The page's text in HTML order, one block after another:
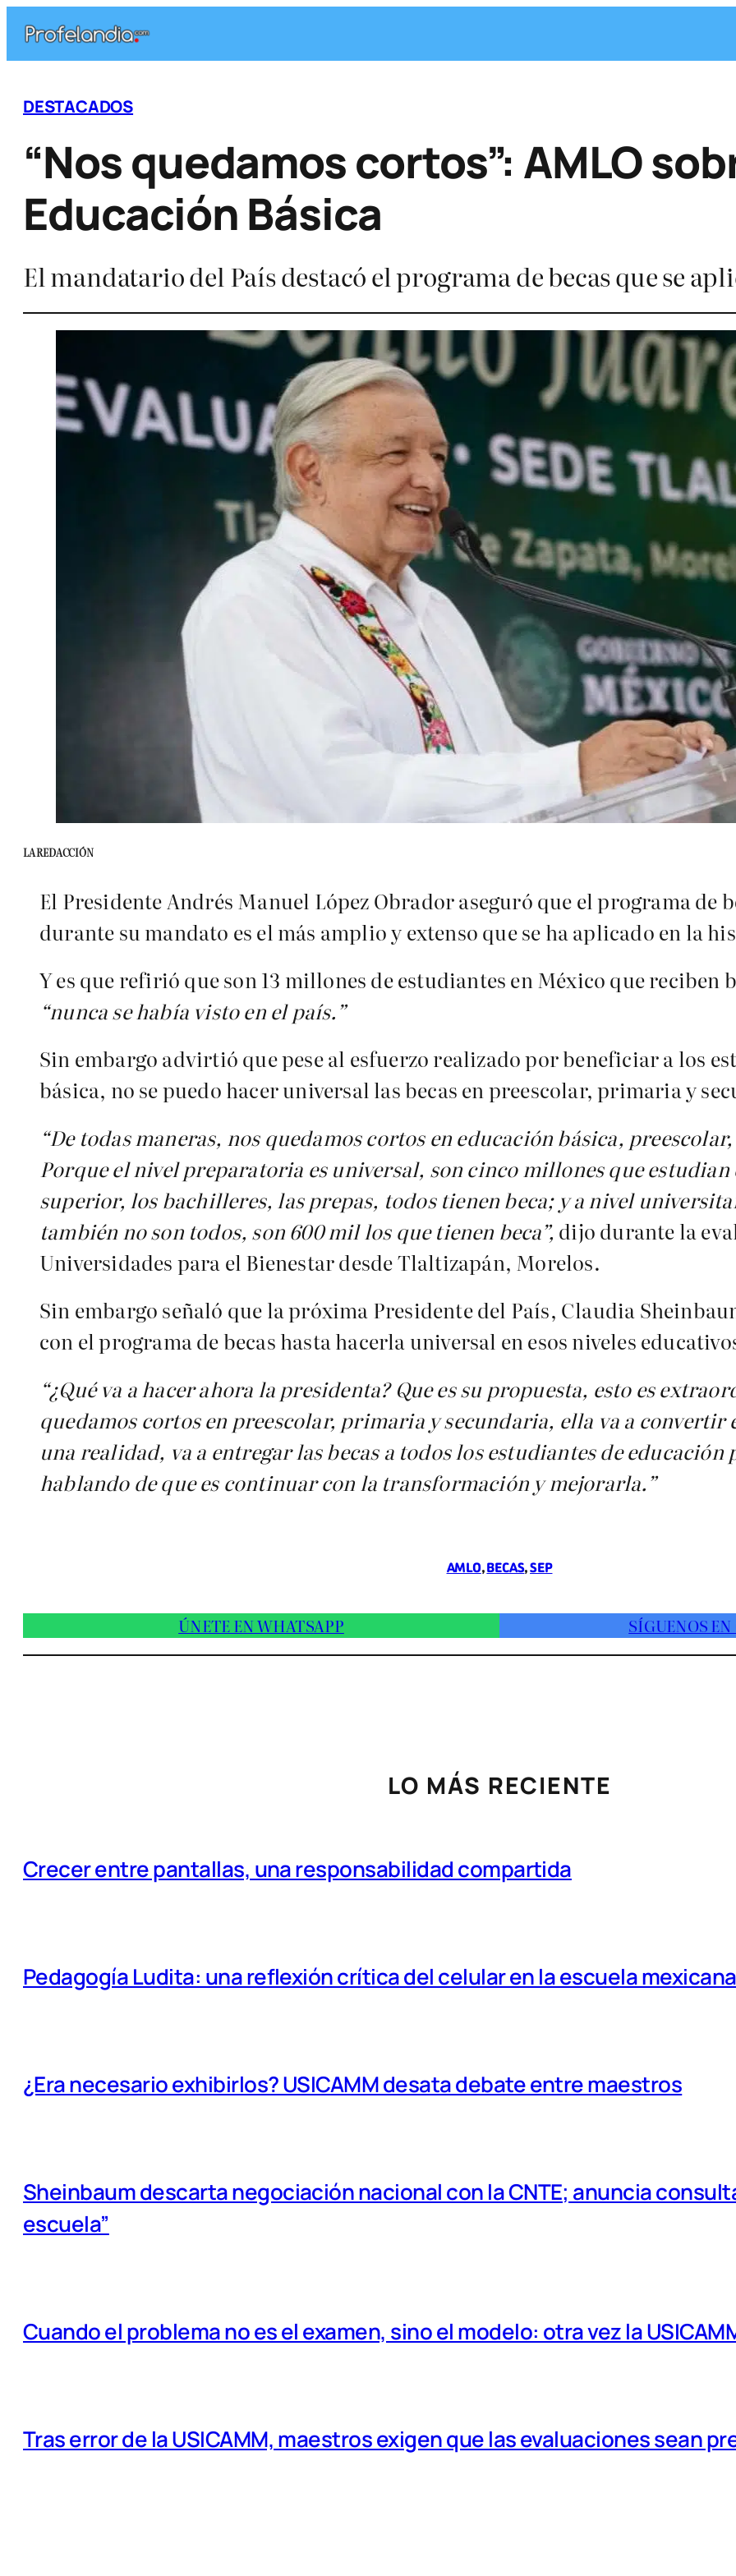
contenido
DESTACADOS
“Nos quedamos cortos”: AMLO
Educación Básica
El mandatario del País destacó el programa de becas que se
LA REDACCIÓN
El Presidente Andrés Manuel López Obrador aseguró que el programa de
durante su mandato es el más amplio y extenso que se ha aplicado en la
Y es que refirió que son 13 millones de estudiantes en México que reciben
“nunca se había visto en el país.”
Sin embargo advirtió que pese al esfuerzo realizado por beneficiar a los
básica, no se puedo hacer universal las becas en preescolar, primaria y
“De todas maneras, nos quedamos cortos en educación básica,
Porque el nivel preparatoria es universal, son cinco millones que estudian
superior, los bachilleres, las prepas, todos tienen beca; y a nivel
también no son todos, son 600 mil los que tienen beca”, dijo durante la
Universidades para el Bienestar desde Tlaltizapán, Morelos.
Sin embargo señaló que la próxima Presidente del País, Claudia
con el programa de becas hasta hacerla universal en esos niveles
“¿Qué va a hacer ahora la presidenta? Que es su propuesta, esto es
quedamos cortos en preescolar, primaria y secundaria, ella va a convertir
una realidad, va a entregar las becas a todos los estudiantes de
hablando de que es continuar con la transformación y mejorarla.”
AMLO, BECAS, SEP
ÚNETE EN WHATSAPP SÍGUENOS
LO MÁS RECIENTE
Crecer entre pantallas, una responsabilidad compartida
Pedagogía Ludita: una reflexión crítica del celular en la escuela mexicana
¿Era necesario exhibirlos? USICAMM desata debate entre maestros
Sheinbaum descarta negociación nacional con la CNTE; anuncia
escuela”
Cuando el problema no es el examen, sino el modelo: otra vez la
Tras error de la USICAMM, maestros exigen que las evaluaciones sean